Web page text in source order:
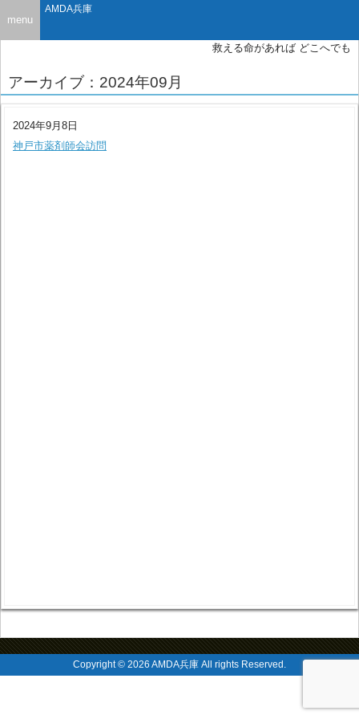
AMDA兵庫
救える命があれば どこへでも
アーカイブ：2024年09月
2024年9月8日
神戸市薬剤師会訪問
menu
Copyright © 2026 AMDA兵庫 All rights Reserved.